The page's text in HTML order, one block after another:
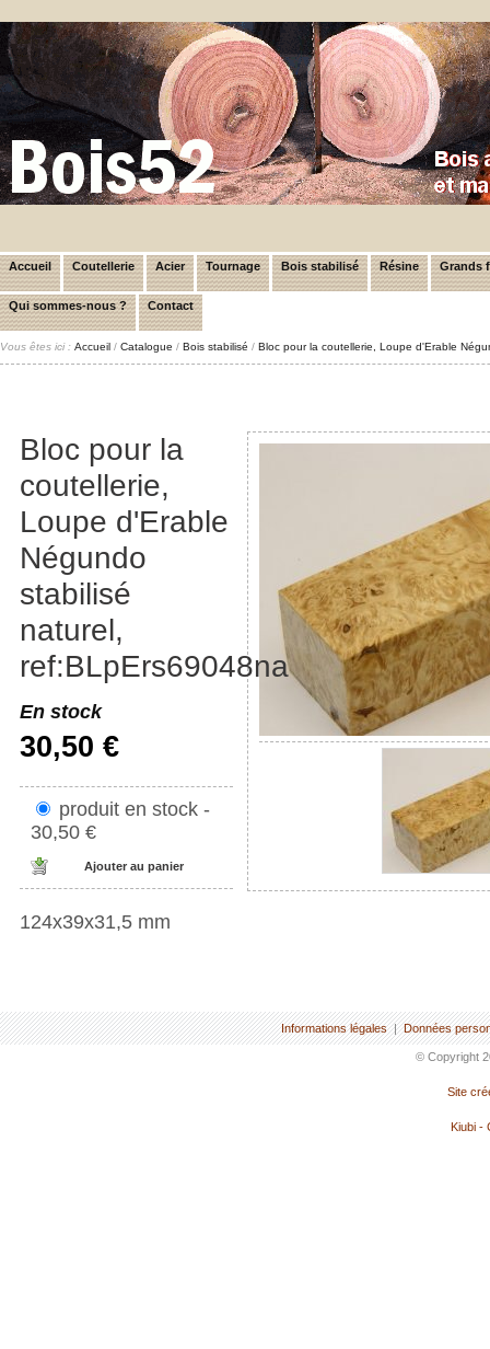
Accueil Coutellerie Acier Tournage Bois stabilisé Résine Grands
Qui sommes-nous ? Contact
Vous êtes ici : Accueil / Catalogue / Bois stabilisé / Bloc pour la coutellerie, Loupe d'Erable
Bloc pour la
coutellerie,
Loupe d'Erable
Négundo
stabilisé
naturel,
ref:BLpErs69048na
En stock
30,50 €
produit en stock -
30,50 €
124x39x31,5 mm
Informations légales | Données
© Copyright
Site
Kiubi -